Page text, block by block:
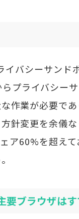
バシーサンド
プライバシー
作業が必要で
針変更を余儀
ア60%を超え
要ブラウザは